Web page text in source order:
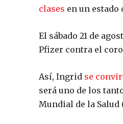
clases en un estado
El sábado 21 de
Pfizer contra el
Así, Ingrid se
será uno de los
Mundial de la Salud